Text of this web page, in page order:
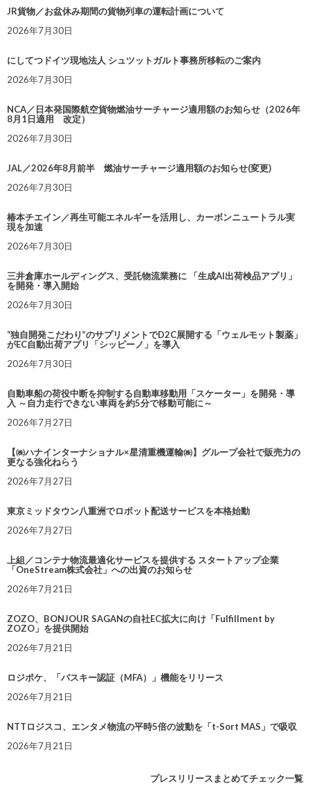
JR貨物／お盆休み期間の貨物列車の運転計画について
2026年7月30日
にしてつドイツ現地法人 シュツットガルト事務所移転のご案内
2026年7月30日
NCA／日本発国際航空貨物燃油サーチャージ適用額のお知らせ（2026年
8月1日適用 改定）
2026年7月30日
JAL／2026年8月前半 燃油サーチャージ適用額のお知らせ(変更)
2026年7月30日
椿本チエイン／再生可能エネルギーを活用し、カーボンニュートラル実
現を加速
2026年7月30日
三井倉庫ホールディングス、受託物流業務に 「生成AI出荷検品アプリ」
を開発・導入開始
2026年7月30日
“独自開発こだわり”のサプリメントでD2C展開する「ウェルモット製薬」
がEC自動出荷アプリ「シッピーノ」を導入
2026年7月30日
自動車船の荷役中断を抑制する自動車移動用「スケーター」を開発・導
入 ～自力走行できない車両を約5分で移動可能に～
2026年7月27日
【㈱ハナインターナショナル×星清重機運輸㈱】グループ会社で販売力の
更なる強化ねらう
2026年7月27日
東京ミッドタウン八重洲でロボット配送サービスを本格始動
2026年7月27日
上組／コンテナ物流最適化サービスを提供する スタートアップ企業
「OneStream株式会社」への出資のお知らせ
2026年7月21日
ZOZO、BONJOUR SAGANの自社EC拡大に向け「Fulfillment by
ZOZO」を提供開始
2026年7月21日
ロジポケ、「パスキー認証（MFA）」機能をリリース
2026年7月21日
NTTロジスコ、エンタメ物流の平時5倍の波動を「t-Sort MAS」で吸収
2026年7月21日
プレスリリースまとめてチェック一覧